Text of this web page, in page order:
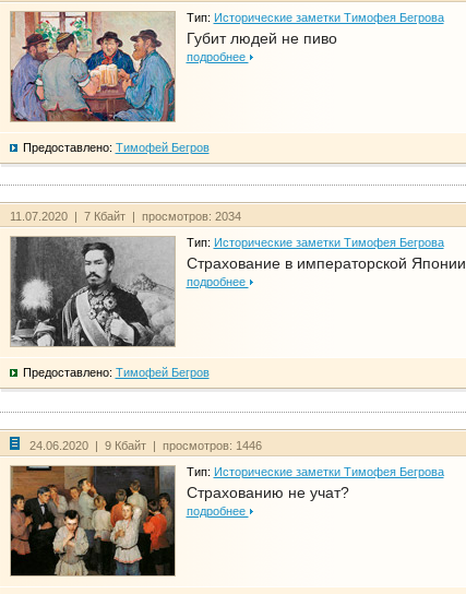
Тип: Исторические заметки Тимофея Бегрова
Губит людей не пиво
подробнее
Предоставлено: Тимофей Бегров
11.07.2020 | 7 Кбайт | просмотров: 2034
Тип: Исторические заметки Тимофея Бегрова
Страхование в императорской Японии
подробнее
Предоставлено: Тимофей Бегров
24.06.2020 | 9 Кбайт | просмотров: 1446
Тип: Исторические заметки Тимофея Бегрова
Страхованию не учат?
подробнее